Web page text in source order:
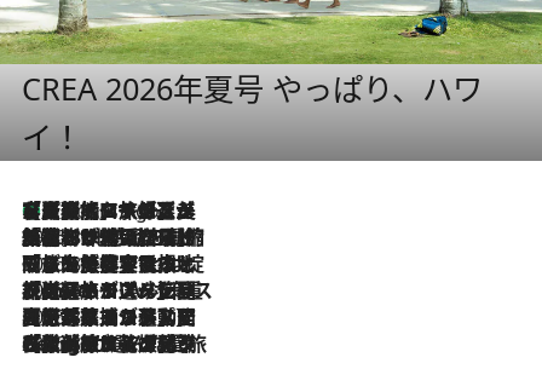
CREA 2026年夏号 やっぱり、ハワ
イ！
4 Hours Ago
【厳選旅コスメ】「多機能アイテムがメイン！」旅好き美容エディターが選んだ夏旅ベストコスメを発表【Mサイズジップ】
2026.8.6
「荷物が増えるほど旅ストレスは増す」美容ジャーナリストがたどり着いた最終結論。“化粧品を劇的に減らす”感動の凝縮美容とは
2026.8.6
「旅先には金髪ウィッグを持参」日本と同じメイクでは損してる!? 美容ジャーナリストが提案する“掟破りの旅美容”とは
2026.8.6
【厳選旅コスメ】「身軽さ＆UV対策重視！」ヘアアーティストshucoが選んだ夏旅ベストコスメを発表【Mサイズジップ】
2026.8.5
【厳選旅コスメ】国内をあちこち移動する河井菜摘が選んだ夏旅ベストコスメ発表！「リラックスアイテムはマスト」【Mサイズジップ】
2026.8.4
【厳選旅コスメ】「紫外線＆乾燥対策しながらメイク感も！」ヘア＆メイクGeorgeが選んだ夏旅ベストコスメを発表！【Mサイズジップ】